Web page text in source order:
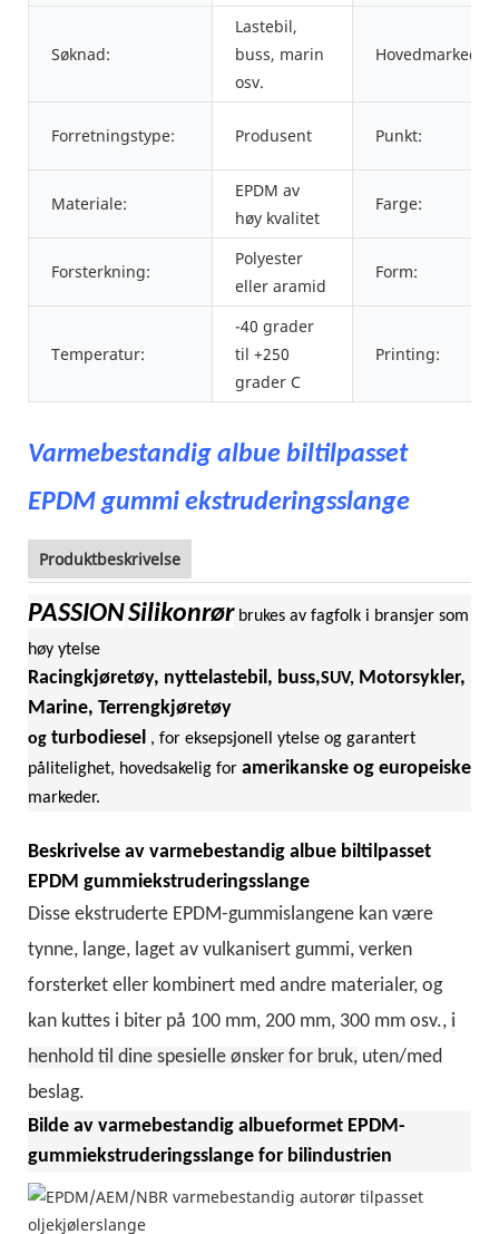
Søknad:
Lastebil,
buss, marin
osv.
Hovedmarkeder:
Forretningstype: Produsent Punkt:
Materiale:
EPDM av
høy kvalitet
Farge:
Forsterkning:
Polyester
eller aramid
Form:
Temperatur:
-40 grader
til +250
grader C
Printing:
Varmebestandig albue biltilpasset
EPDM gummi ekstruderingsslange
Produktbeskrivelse
PASSIONSilikonrørbrukes av fagfolk i bransjer som
høy ytelse
Racingkjøretøy, nyttelastebil, buss,SUV, Motorsykler,
Marine, Terrengkjøretøy
og turbodiesel , for eksepsjonell ytelse og garantert
pålitelighet, hovedsakelig for amerikanske og europeiske
markeder.
Beskrivelse av varmebestandig albue biltilpasset
EPDM gummiekstruderingsslange
Disse ekstruderte EPDM-gummislangene kan være
tynne, lange, laget av vulkanisert gummi, verken
forsterket eller kombinert med andre materialer, og
kan kuttes i biter på 100 mm, 200 mm, 300 mm osv., i
henhold til dine spesielle ønsker for bruk, uten/med
beslag.
Bilde av varmebestandig albueformet EPDM-
gummiekstruderingsslange for bilindustrien